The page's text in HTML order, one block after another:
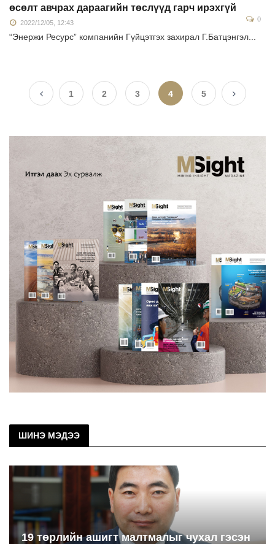
өсөлт авчрах дараагийн төслүүд гарч ирэхгүй
2022/12/05, 12:43 0
“Энержи Ресурс” компанийн Гүйцэтгэх захирал Г.Батцэнгэл...
1 2 3 4 5
ШИНЭ МЭДЭЭ
19 төрлийн ашигт малтмалыг чухал гэсэн